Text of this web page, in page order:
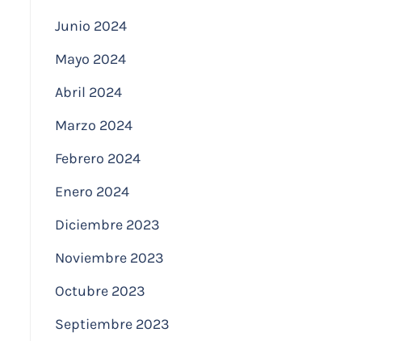
Junio 2024
Mayo 2024
Abril 2024
Marzo 2024
Febrero 2024
Enero 2024
Diciembre 2023
Noviembre 2023
Octubre 2023
Septiembre 2023